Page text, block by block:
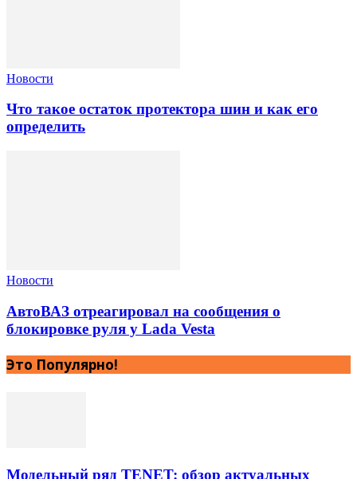
Новости
Что такое остаток протектора шин и как его
определить
Новости
АвтоВАЗ отреагировал на сообщения о
блокировке руля у Lada Vesta
Это Популярно!
Модельный ряд TENET: обзор актуальных